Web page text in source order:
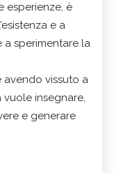
esperienze, è
e a
a sperimentare la
avendo vissuto a
insegnare,
e generare